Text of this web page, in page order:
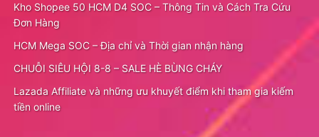
Kho Shopee 50 HCM D4 SOC – Thông Tin và Cách Tra Cứu
Đơn Hàng
HCM Mega SOC – Địa chỉ và Thời gian nhận hàng
CHUỖI SIÊU HỘI 8-8 – SALE HÈ BÙNG CHÁY
Lazada Affiliate và những ưu khuyết điểm khi tham gia kiếm
tiền online